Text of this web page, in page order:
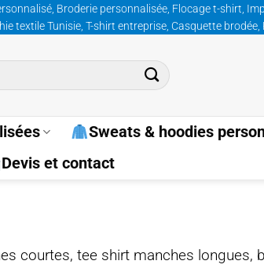
Broderie personnalisée, Flocage t-shirt,
textile Tunisie, T-shirt entreprise, Casquette brodée,
Sweats & hoodies
Devis et contact
courtes, tee shirt manches longues,